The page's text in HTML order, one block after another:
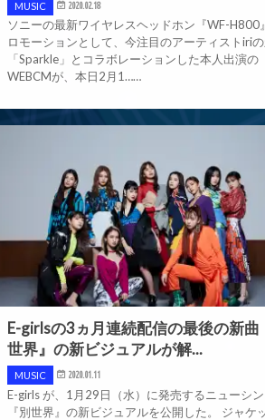
MUSIC 2020.02.18
ソニーの最新ワイヤレスヘッドホン『WF-H800
ロモーションとして、今注目のアーティストiri
「Sparkle」とコラボレーションした本人出演の
WEBCMが、本日2月1……
E-girlsの3ヵ月連続配信の最後の新曲
世界』の新ビジュアルが解...
MUSIC 2020.01.11
E-girls が、1月29日（水）に発売するニューシ
『別世界』の新ビジュアルを公開した。 ジャケ